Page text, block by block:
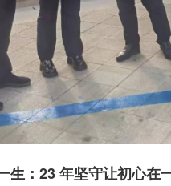
生：23 年坚守让初心在